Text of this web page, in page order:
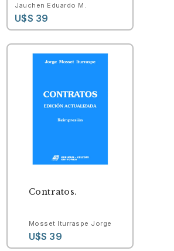
Jauchen Eduardo M.
U$S 39
Contratos.
Mosset Iturraspe Jorge
U$S 39